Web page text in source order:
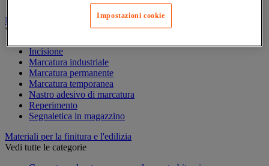
Marcatura
Vedi tutte le categorie
Incisione
Marcatura industriale
Marcatura permanente
Marcatura temporanea
Nastro adesivo di marcatura
Reperimento
Segnaletica in magazzino
Materiali per la finitura e l'edilizia
Vedi tutte le categorie
Impostazioni cookie